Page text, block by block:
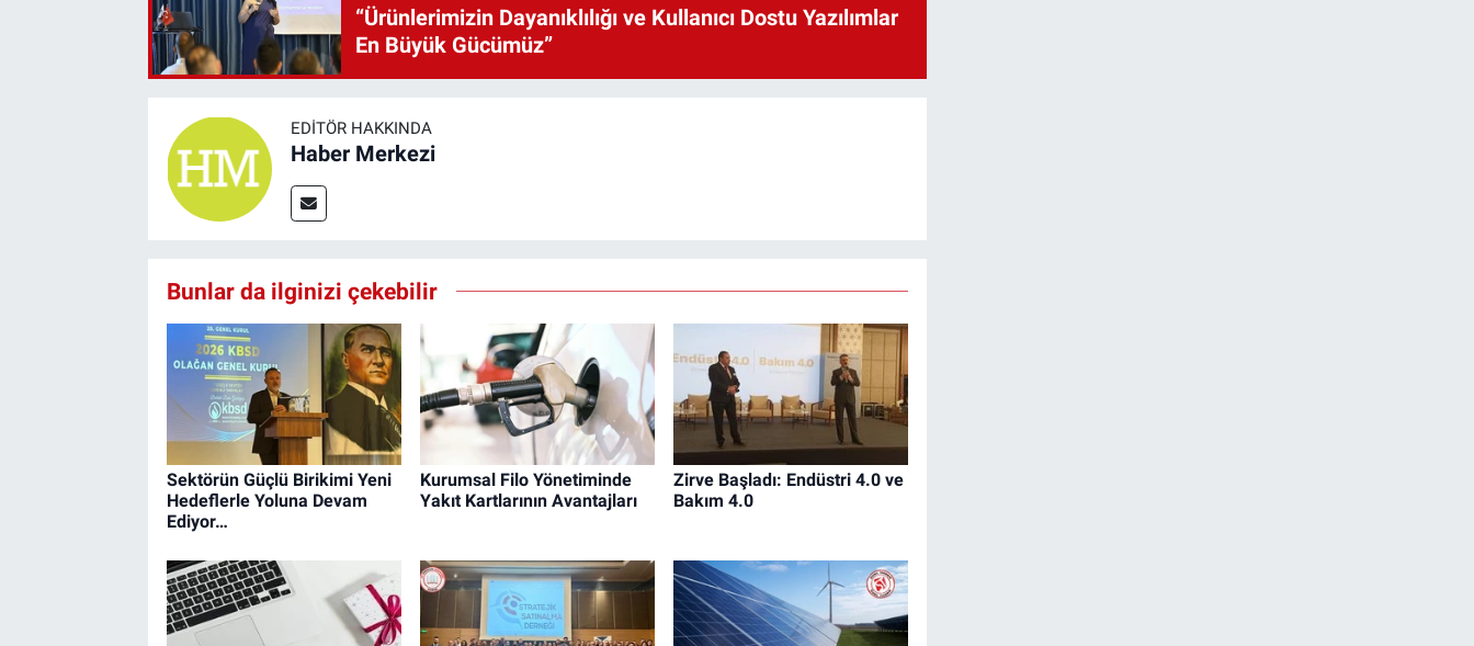
“Ürünlerimizin Dayanıklılığı ve Kullanıcı Dostu Yazılımlar
En Büyük Gücümüz”
EDITÖR HAKKINDA
Haber Merkezi
Bunlar da ilginizi çekebilir
Sektörün Güçlü Birikimi Yeni
Hedeflerle Yoluna Devam
Ediyor…
Kurumsal Filo Yönetiminde
Yakıt Kartlarının Avantajları
Zirve Başladı: Endüstri 4.0 ve
Bakım 4.0